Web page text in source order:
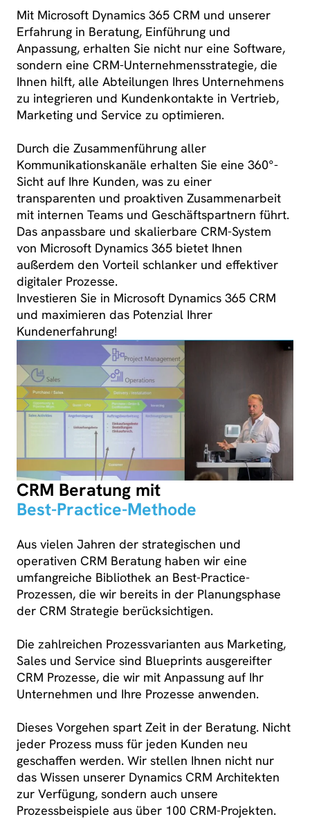
Mit Microsoft Dynamics 365 CRM und unserer
Erfahrung in Beratung, Einführung und
Anpassung, erhalten Sie nicht nur eine Software,
sondern eine CRM-Unternehmensstrategie, die
Ihnen hilft, alle Abteilungen Ihres Unternehmens
zu integrieren und Kundenkontakte in Vertrieb,
Marketing und Service zu optimieren.
Durch die Zusammenführung aller
Kommunikationskanäle erhalten Sie eine 360°-
Sicht auf Ihre Kunden, was zu einer
transparenten und proaktiven Zusammenarbeit
mit internen Teams und Geschäftspartnern führt.
Das anpassbare und skalierbare CRM-System
von Microsoft Dynamics 365 bietet Ihnen
außerdem den Vorteil schlanker und effektiver
digitaler Prozesse.
Investieren Sie in Microsoft Dynamics 365 CRM
und maximieren das Potenzial Ihrer
Kundenerfahrung!
CRM Beratung mit
Best-Practice-Methode
Aus vielen Jahren der strategischen und
operativen CRM Beratung haben wir eine
umfangreiche Bibliothek an Best-Practice-
Prozessen, die wir bereits in der Planungsphase
der CRM Strategie berücksichtigen.
Die zahlreichen Prozessvarianten aus Marketing,
Sales und Service sind Blueprints ausgereifter
CRM Prozesse, die wir mit Anpassung auf Ihr
Unternehmen und Ihre Prozesse anwenden.
Dieses Vorgehen spart Zeit in der Beratung. Nicht
jeder Prozess muss für jeden Kunden neu
geschaffen werden. Wir stellen Ihnen nicht nur
das Wissen unserer Dynamics CRM Architekten
zur Verfügung, sondern auch unsere
Prozessbeispiele aus über 100 CRM-Projekten.